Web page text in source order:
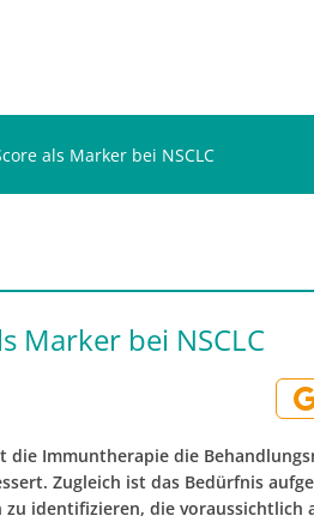
als Marker bei NSCLC
Marker bei NSCLC
die Immuntherapie die
Zugleich ist das Bedürfnis
identifizieren, die voraussichtlich